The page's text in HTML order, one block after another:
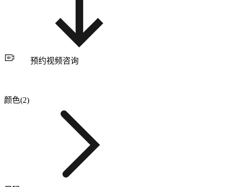
预约视频咨询
颜色(2)